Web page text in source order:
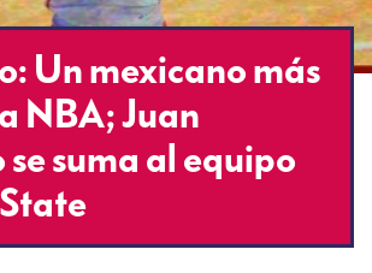
Un mexicano más
NBA; Juan
se suma al equipo